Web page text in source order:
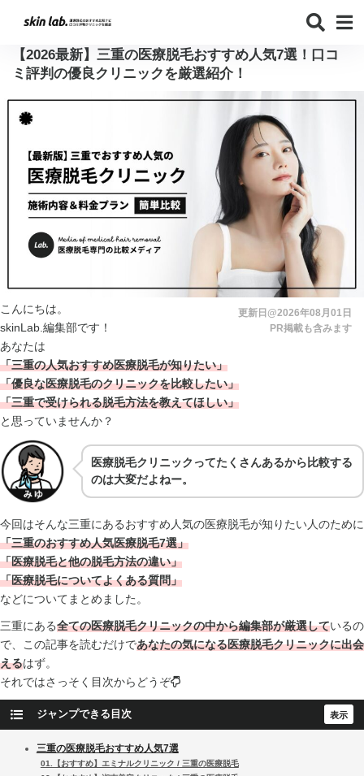
【2026最新】三重の医療脱毛おすすめ人気7選！口コ
ミ評判の優良クリニックを厳選紹介！
更新日@2026年08月01日
PR掲載も含みます
こんにちは。
skinLab.編集部です！
あなたは
「三重の人気おすすめ医療脱毛が知りたい」
「優良な医療脱毛のクリニックを比較したい」
「三重で受けられる脱毛方法を教えてほしい」
と思っていませんか？
医療脱毛クリニックってたくさんあるから比較する
のは大変だよねー。
今回はそんな三重にあるおすすめ人気の医療脱毛が知りたい人のために
「三重のおすすめ人気医療脱毛7選」
「医療脱毛と他の脱毛方法の違い」
「医療脱毛についてよくある質問」
などについてまとめました。
三重にある全ての医療脱毛クリニックの中から編集部が厳選しているの
で、この記事を読むだけであなたの気になる医療脱毛クリニックに出会
えるはず。
それではさっそく目次からどうぞ
ジャンプできる目次
三重の医療脱毛おすすめ人気7選
01.【おすすめ】エミナルクリニック / 三重の医療脱毛